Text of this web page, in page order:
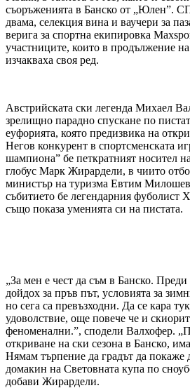
съоръженията в Банско от „Юлен”.
двама, селекция вина и ваучери за
верига за спортна екипировка
участниците, които в продължение
изчакваха своя ред.
Австрийската ски легенда Михаел
зрелищно парадно спускане по
еуфорията, която предизвика на
Негов конкурент в спортсменската
шампиона” бе петкратният носител
глобус Марк Жирардели, в чиито
министър на туризма Евтим
събитието бе легендарния фуболист
също показа уменията си на пистата.
„За мен е чест да съм в Банско.
дойдох за пръв път, условията за
но сега са превъзходни. Да се кара
удоволствие, още повече че и
феноменални.”, сподели Валхофер.
откриване на ски сезона в Банско,
Нямам търпение да градът да покаже
домакин на Световната купа по
добави Жирардели.